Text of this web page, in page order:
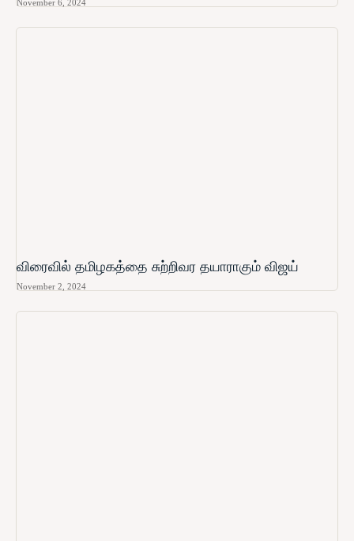
November 6, 2024
விரைவில் தமிழகத்தை சுற்றிவர தயாராகும் விஜய்
November 2, 2024